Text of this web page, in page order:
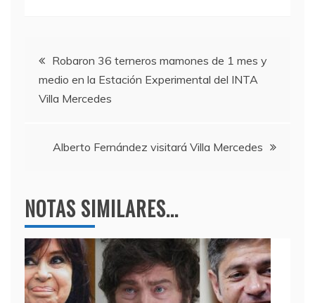
b
o
o
a
m
A
p
Navegación
de
Robaron 36 terneros mamones de 1 mes y
medio en la Estación Experimental del INTA
Villa Mercedes
Alberto Fernández visitará Villa Mercedes
NOTAS SIMILARES...